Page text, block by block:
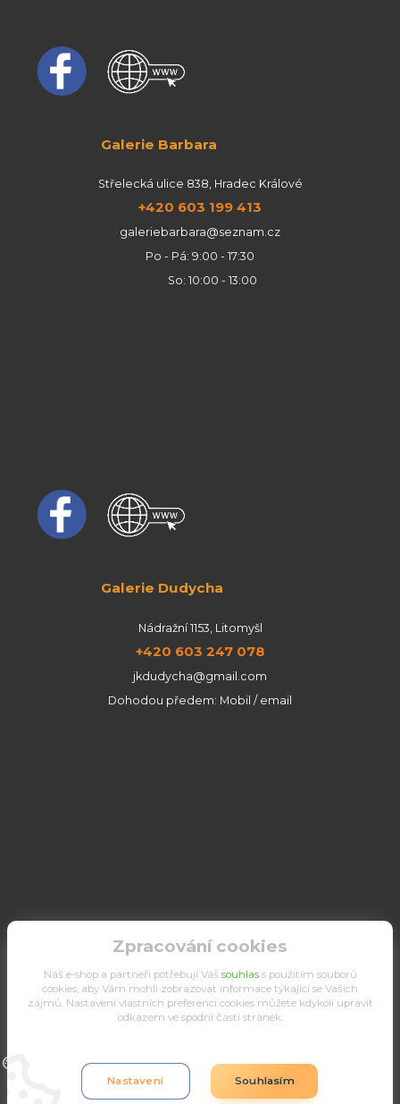
Galerie Barbara
Střelecká ulice 838, Hradec Králové
+420 603 199 413
galeriebarbara@seznam.cz
Po - Pá: 9:00 - 17:30
So: 10:00 - 13:00
Galerie Dudycha
Nádražní 1153, Litomyšl
+420 603 247 078
jkdudycha@gmail.com
Dohodou předem: Mobil / email
Upravit sběr cookies.
Zpracování cookies
Náš e-shop a partneři potřebují Váš souhlass použitím souborů
cookies, aby Vám mohli zobrazovat informace týkající se Vašich
zájmů. Nastavení vlastních preferencí cookies můžete kdykoli upravit
odkazem ve spodní části stránek.
Nastavení Souhlasím